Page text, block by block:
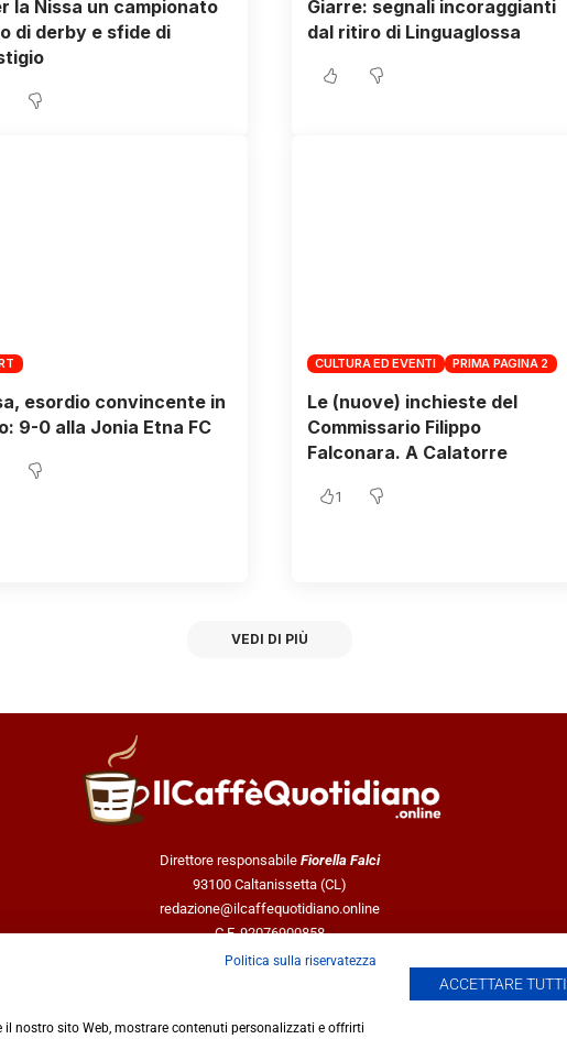
la Nissa un campionato
di derby e sfide di
Giarre: segnali incoraggianti
dal ritiro di Linguaglossa
esordio convincente in
9-0 alla Jonia Etna FC
CULTURA ED EVENTI PRIMA PAGINA 2
Le (nuove) inchieste del
Commissario Filippo
Falconara. A Calatorre
1
VEDI DI PIÙ
Direttore responsabile Fiorella Falci
93100 Caltanissetta (CL)
redazione@ilcaffequotidiano.online
C.F. 92076900858
Chi siamo
Politica sulla riservatezza
nostro sito Web, mostrare contenuti personalizzati e offrirti
ACCETTARE TUTTI